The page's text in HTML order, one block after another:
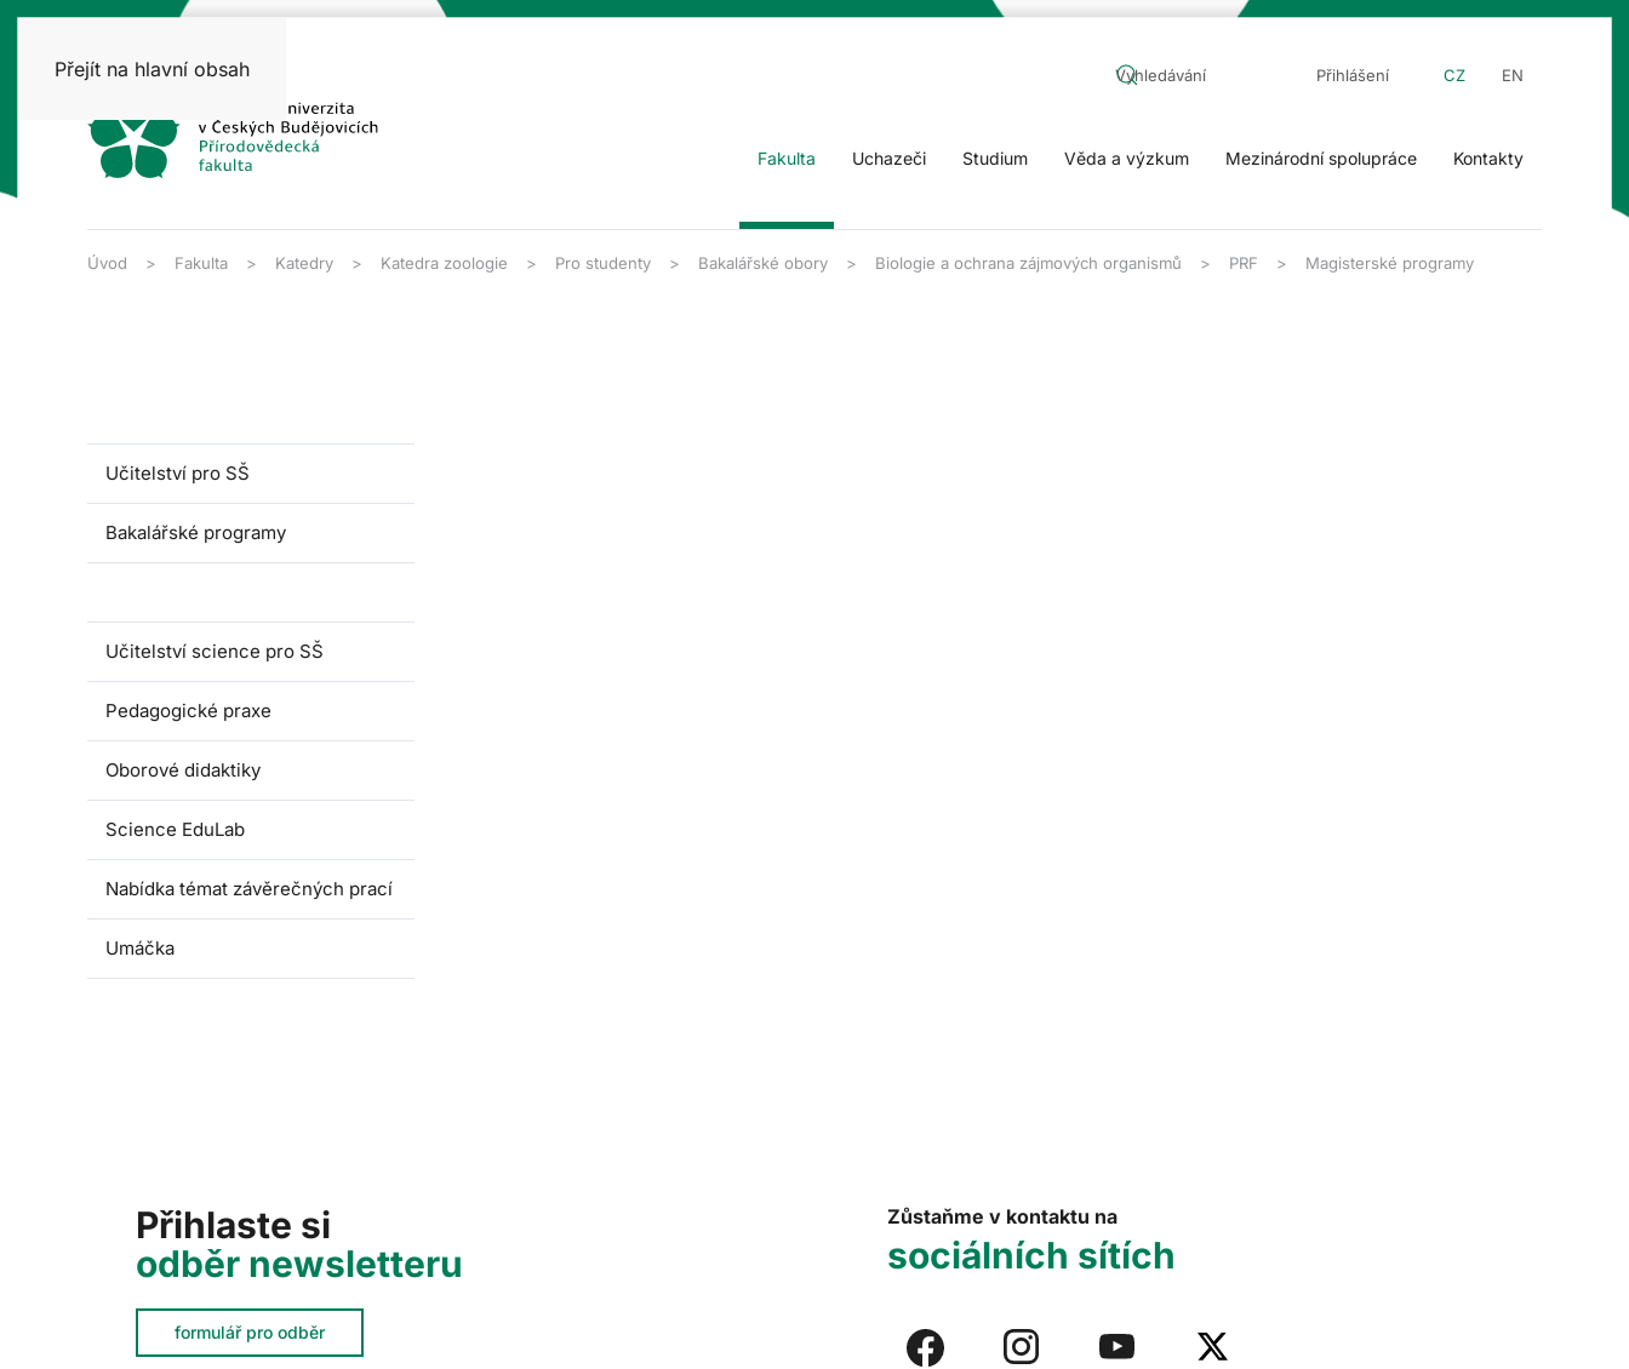
Přejít na hlavní obsah Přihlášení CZ EN
Fakulta Uchazeči Studium Věda a výzkum Mezinárodní spolupráce Kontakty
Úvod Fakulta Katedry Katedra zoologie Pro studenty Bakalářské obory Biologie a ochrana zájmových organismů PRF Magisterské programy
Učitelství pro SŠ
Bakalářské programy
Učitelství science pro SŠ
Pedagogické praxe
Oborové didaktiky
Science EduLab
Nabídka témat závěrečných prací
Umáčka
Přihlaste si
odběr newsletteru
formulář pro odběr
Zůstaňme v kontaktu na
sociálních sítích